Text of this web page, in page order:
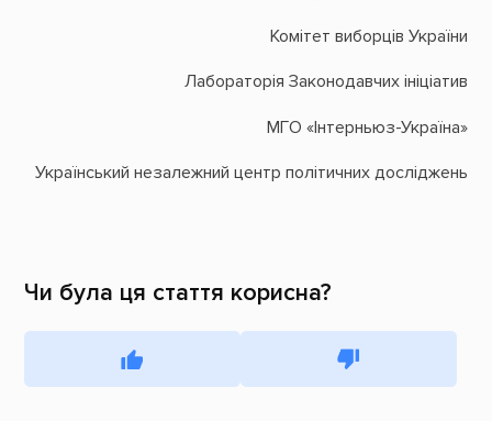
Комітет виборців України
Лабораторія Законодавчих ініціатив
МГО «Інтерньюз-Україна»
Український незалежний центр політичних досліджень
Чи була ця стаття корисна?